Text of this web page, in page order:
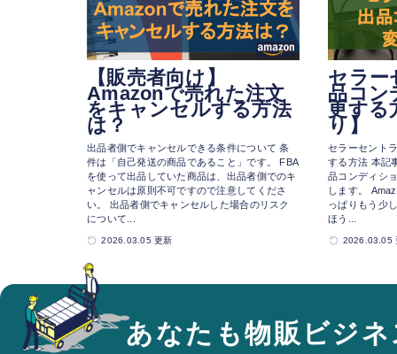
【販売者向け】
Amazonで売れた注文
をキャンセルする方法
は？
出品者側でキャンセルできる条件について 条
件は「自己発送の商品であること」です。 FBA
を使って出品していた商品は、出品者側でのキ
ャンセルは原則不可ですので注意してくださ
い。 出品者側でキャンセルした場合のリスク
について...
2026.03.05 更新
セラー
品コン
更する
り】
セラーセント
する方法 本記
品コンディシ
します。
っぱりもう少
ほう...
2026.03.05
あなたも物販ビジ